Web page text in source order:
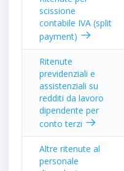
scissione
contabile IVA (split
payment)
Ritenute
previdenziali e
assistenziali su
redditi da lavoro
dipendente per
conto terzi
Altre ritenute al
personale